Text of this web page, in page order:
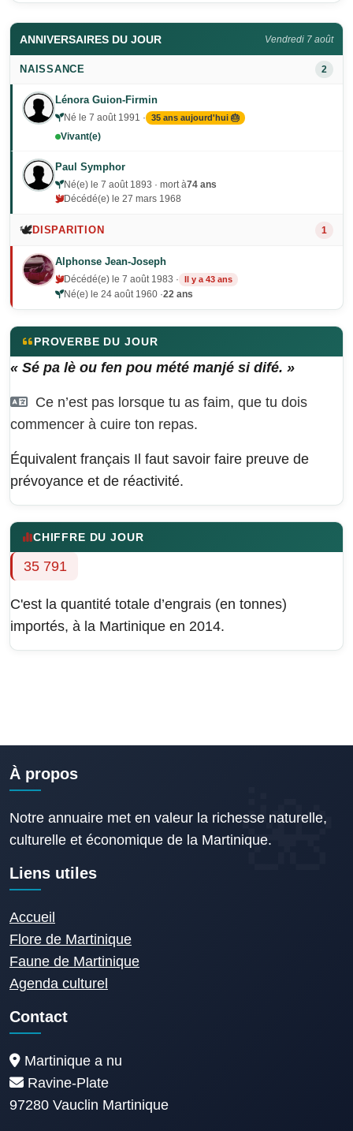
ANNIVERSAIRES DU JOUR Vendredi 7 août
NAISSANCE 2
Lénora Guion-Firmin
Né le 7 août 1991 · 35 ans aujourd'hui 🎂
Vivant(e)
Paul Symphor
Né(e) le 7 août 1893 · mort à74 ans
Décédé(e) le 27 mars 1968
🕊️DISPARITION 1
Alphonse Jean-Joseph
Décédé(e) le 7 août 1983 · Il y a 43 ans
Né(e) le 24 août 1960 ·22 ans
PROVERBE DU JOUR
« Sé pa lè ou fen pou mété manjé si difé. »
Ce n’est pas lorsque tu as faim, que tu dois
commencer à cuire ton repas.
Équivalent français Il faut savoir faire preuve de
prévoyance et de réactivité.
CHIFFRE DU JOUR
35 791
C'est la quantité totale d’engrais (en tonnes)
importés, à la Martinique en 2014.
À propos
Notre annuaire met en valeur la richesse naturelle,
culturelle et économique de la Martinique.
Liens utiles
Accueil
Flore de Martinique
Faune de Martinique
Agenda culturel
Contact
Martinique a nu
Ravine-Plate
97280 Vauclin Martinique